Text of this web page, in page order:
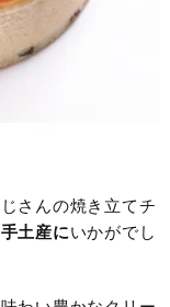
さんの焼き立てチ
土産にいかがでし